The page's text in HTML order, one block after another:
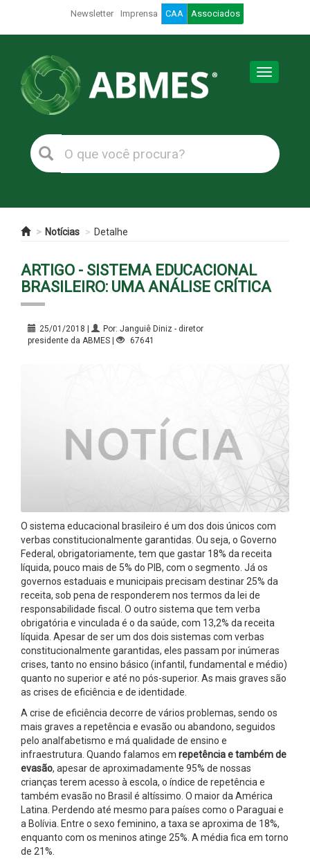
Newsletter Imprensa CAA Associados
Toggle
Notícias Detalhe
ARTIGO - SISTEMA EDUCACIONAL
BRASILEIRO: UMA ANÁLISE CRÍTICA
25/01/2018 |
Por: Janguiê Diniz - diretor
presidente da ABMES |
67641
O sistema educacional brasileiro é um dos dois únicos com
verbas constitucionalmente garantidas. Ou seja, o Governo
Federal, obrigatoriamente, tem que gastar 18% da receita
líquida, pouco mais de 5% do PIB, com o segmento. Já os
governos estaduais e municipais precisam destinar 25% da
receita, sob pena de responderem nos termos da lei de
responsabilidade fiscal. O outro sistema que tem verba
obrigatória e vinculada é o da saúde, com 13,2% da receita
líquida. Apesar de ser um dos dois sistemas com verbas
constitucionalmente garantidas, eles passam por inúmeras
crises, tanto no ensino básico (infantil, fundamental e médio)
quanto no superior e até no pós-superior. As mais graves são
as crises de eficiência e de identidade.
A crise de eficiência decorre de vários problemas, sendo os
mais graves a repetência e evasão ou abandono, seguidos
pelo analfabetismo e má qualidade de ensino e
infraestrutura. Quando falamos em repetência e também de
evasão, apesar de aproximadamente 95% de nossas
crianças terem acesso à escola, o índice de repetência e
também evasão no Brasil é altíssimo. O maior da América
Latina. Perdendo até mesmo para países como o Paraguai e
a Bolívia. Entre o sexo feminino, a taxa se aproxima de 18%,
enquanto com os meninos atinge 25%. A média fica em torno
de 21%.